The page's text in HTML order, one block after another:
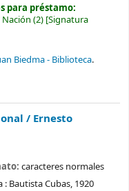
para préstamo:
(2) Signatura
Biedma - Biblioteca.
/ Ernesto
caracteres normales
: Bautista Cubas, 1920